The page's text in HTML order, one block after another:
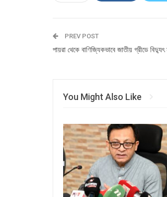
PREV POST
পায়রা থেকে বাণিজ্যিকভাবে জাতীয় গ্রীডে
You Might Also Like